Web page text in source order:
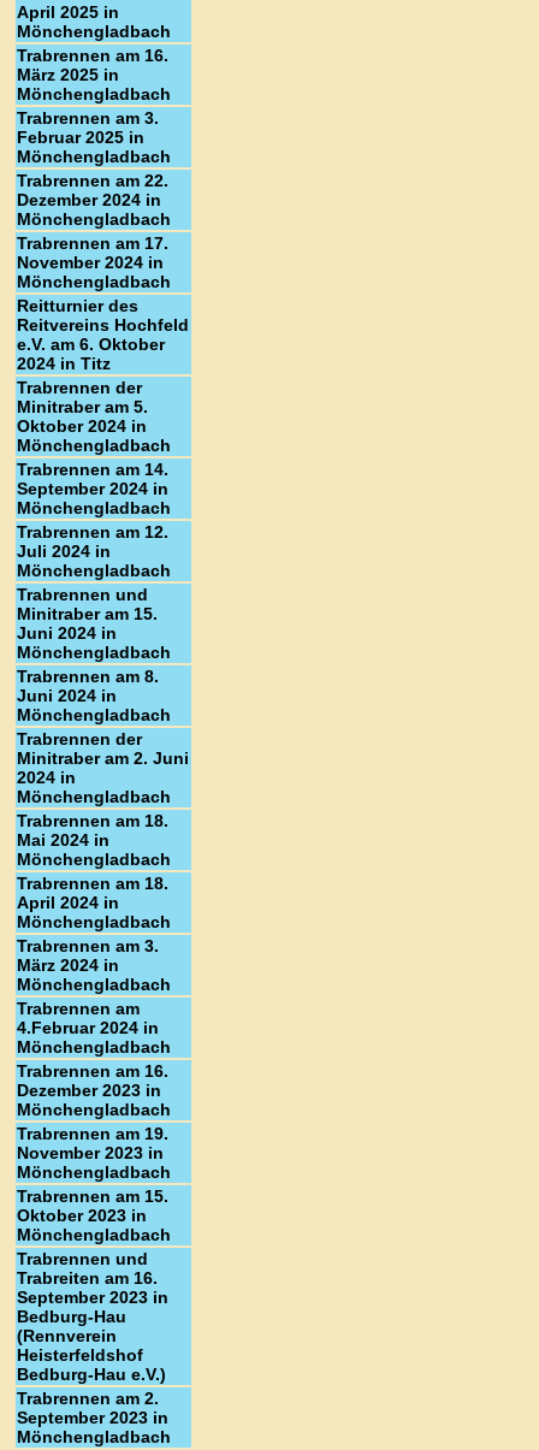
April 2025 in
Mönchengladbach
Trabrennen am 16.
März 2025 in
Mönchengladbach
Trabrennen am 3.
Februar 2025 in
Mönchengladbach
Trabrennen am 22.
Dezember 2024 in
Mönchengladbach
Trabrennen am 17.
November 2024 in
Mönchengladbach
Reitturnier des
Reitvereins Hochfeld
e.V. am 6. Oktober
2024 in Titz
Trabrennen der
Minitraber am 5.
Oktober 2024 in
Mönchengladbach
Trabrennen am 14.
September 2024 in
Mönchengladbach
Trabrennen am 12.
Juli 2024 in
Mönchengladbach
Trabrennen und
Minitraber am 15.
Juni 2024 in
Mönchengladbach
Trabrennen am 8.
Juni 2024 in
Mönchengladbach
Trabrennen der
Minitraber am 2. Juni
2024 in
Mönchengladbach
Trabrennen am 18.
Mai 2024 in
Mönchengladbach
Trabrennen am 18.
April 2024 in
Mönchengladbach
Trabrennen am 3.
März 2024 in
Mönchengladbach
Trabrennen am
4.Februar 2024 in
Mönchengladbach
Trabrennen am 16.
Dezember 2023 in
Mönchengladbach
Trabrennen am 19.
November 2023 in
Mönchengladbach
Trabrennen am 15.
Oktober 2023 in
Mönchengladbach
Trabrennen und
Trabreiten am 16.
September 2023 in
Bedburg-Hau
(Rennverein
Heisterfeldshof
Bedburg-Hau e.V.)
Trabrennen am 2.
September 2023 in
Mönchengladbach